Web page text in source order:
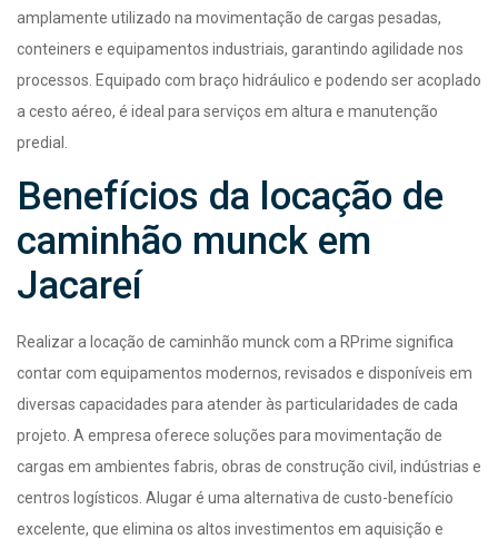
amplamente utilizado na movimentação de cargas pesadas,
conteiners e equipamentos industriais, garantindo agilidade nos
processos. Equipado com braço hidráulico e podendo ser acoplado
a cesto aéreo, é ideal para serviços em altura e manutenção
predial.
Benefícios da locação de
caminhão munck em
Jacareí
Realizar a locação de caminhão munck com a RPrime significa
contar com equipamentos modernos, revisados e disponíveis em
diversas capacidades para atender às particularidades de cada
projeto. A empresa oferece soluções para movimentação de
cargas em ambientes fabris, obras de construção civil, indústrias e
centros logísticos. Alugar é uma alternativa de custo-benefício
excelente, que elimina os altos investimentos em aquisição e